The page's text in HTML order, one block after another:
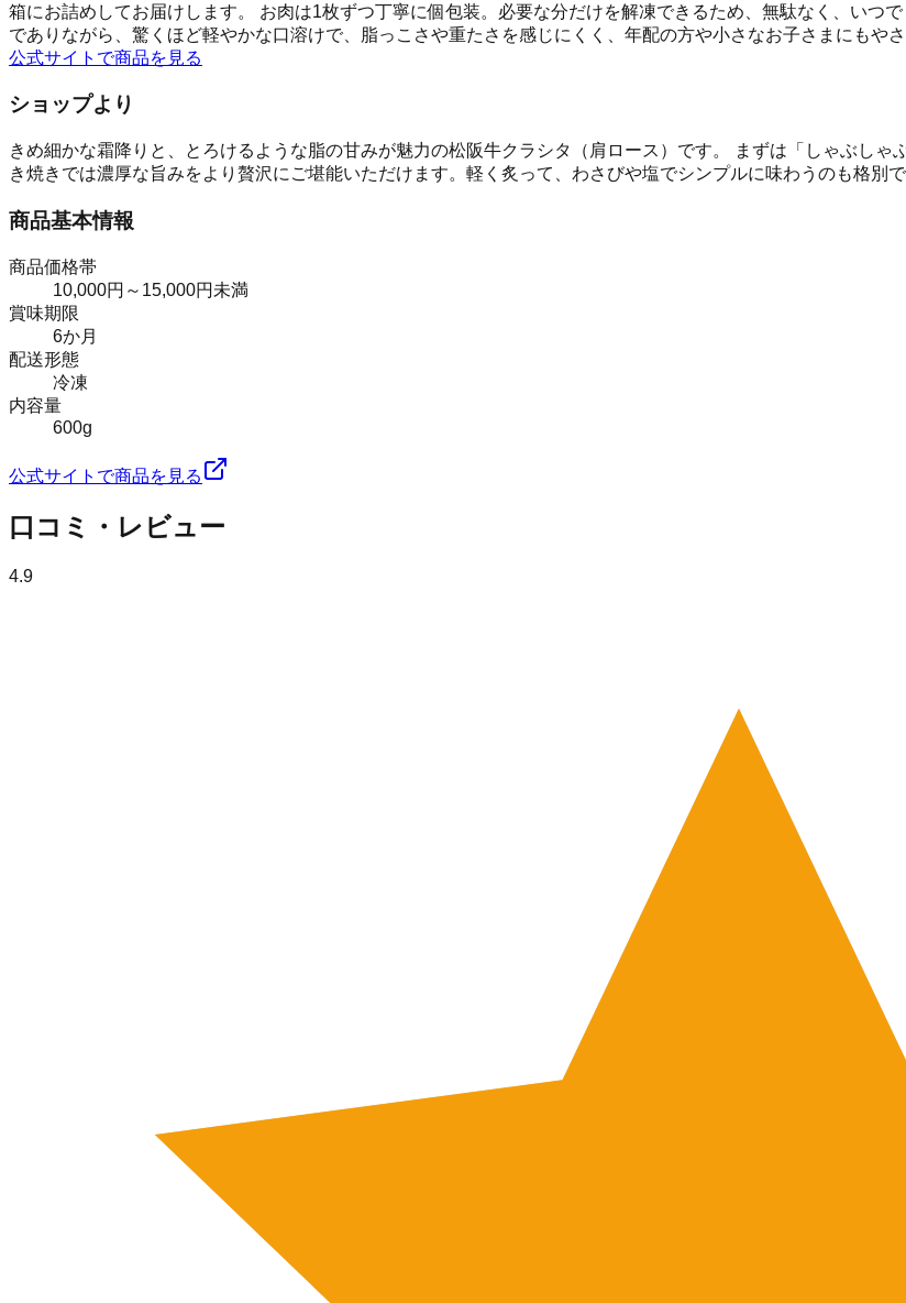
箱にお詰めしてお届けします。 お肉は1枚ずつ丁寧に個包装。必要な分だけを解凍できるため、無駄なく、いつ
でありながら、驚くほど軽やかな口溶けで、脂っこさや重たさを感じにくく、年配の方や小さなお子さまにもや
公式サイトで商品を見る
ショップより
きめ細かな霜降りと、とろけるような脂の甘みが魅力の松阪牛クラシタ（肩ロース）です。 まずは「しゃぶし
き焼きでは濃厚な旨みをより贅沢にご堪能いただけます。軽く炙って、わさびや塩でシンプルに味わうのも格別で
商品基本情報
商品価格帯
10,000円～15,000円未満
賞味期限
6か月
配送形態
冷凍
内容量
600g
公式サイトで商品を見る
口コミ・レビュー
4.9